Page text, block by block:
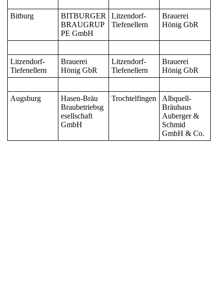
Bitburg
BITBURGER
BRAUGRUP
PE GmbH
Litzendorf-
Tiefenellern
Brauerei
Hönig GbR
Litzendorf-
Tiefenellern
Brauerei
Hönig GbR
Litzendorf-
Tiefenellern
Brauerei
Hönig GbR
Augsburg
Hasen-Bräu
Braubetriebsg
esellschaft
GmbH
Trochtelfingen
Albquell-
Bräuhaus
Auberger &
Schmid
GmbH & Co.